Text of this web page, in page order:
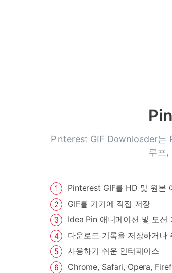
Pinterest GIF Downloader는
루프,
Pinterest GIF를 HD 및 원본
GIF를 기기에 직접 저장
Idea Pin 애니메이션 및 모션
다운로드 기록을 저장하거나
사용하기 쉬운 인터페이스
Chrome, Safari, Opera,